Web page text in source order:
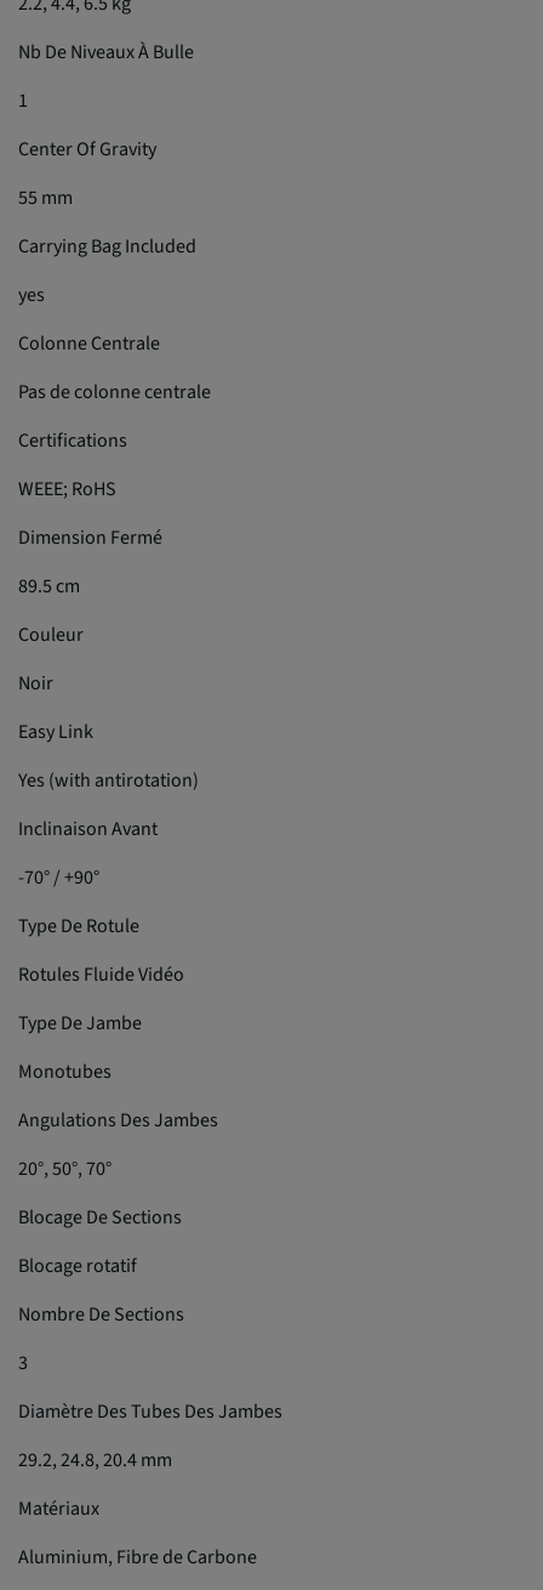
Nb De Niveaux À Bulle
1
Center Of Gravity
55 mm
Carrying Bag Included
yes
Colonne Centrale
Pas de colonne centrale
Certifications
WEEE; RoHS
Dimension Fermé
89.5 cm
Couleur
Noir
Easy Link
Yes (with antirotation)
Inclinaison Avant
-70° / +90°
Type De Rotule
Rotules Fluide Vidéo
Type De Jambe
Monotubes
Angulations Des Jambes
20°, 50°, 70°
Blocage De Sections
Blocage rotatif
Nombre De Sections
3
Diamètre Des Tubes Des Jambes
29.2, 24.8, 20.4 mm
Matériaux
Aluminium, Fibre de Carbone